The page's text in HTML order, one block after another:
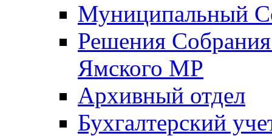
Муниципальный
Решения
Ямского МР
Архивный отдел
Бухгалтерский